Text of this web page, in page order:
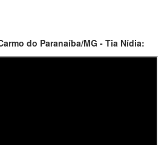
do Paranaíba/MG - Tia Nídia: